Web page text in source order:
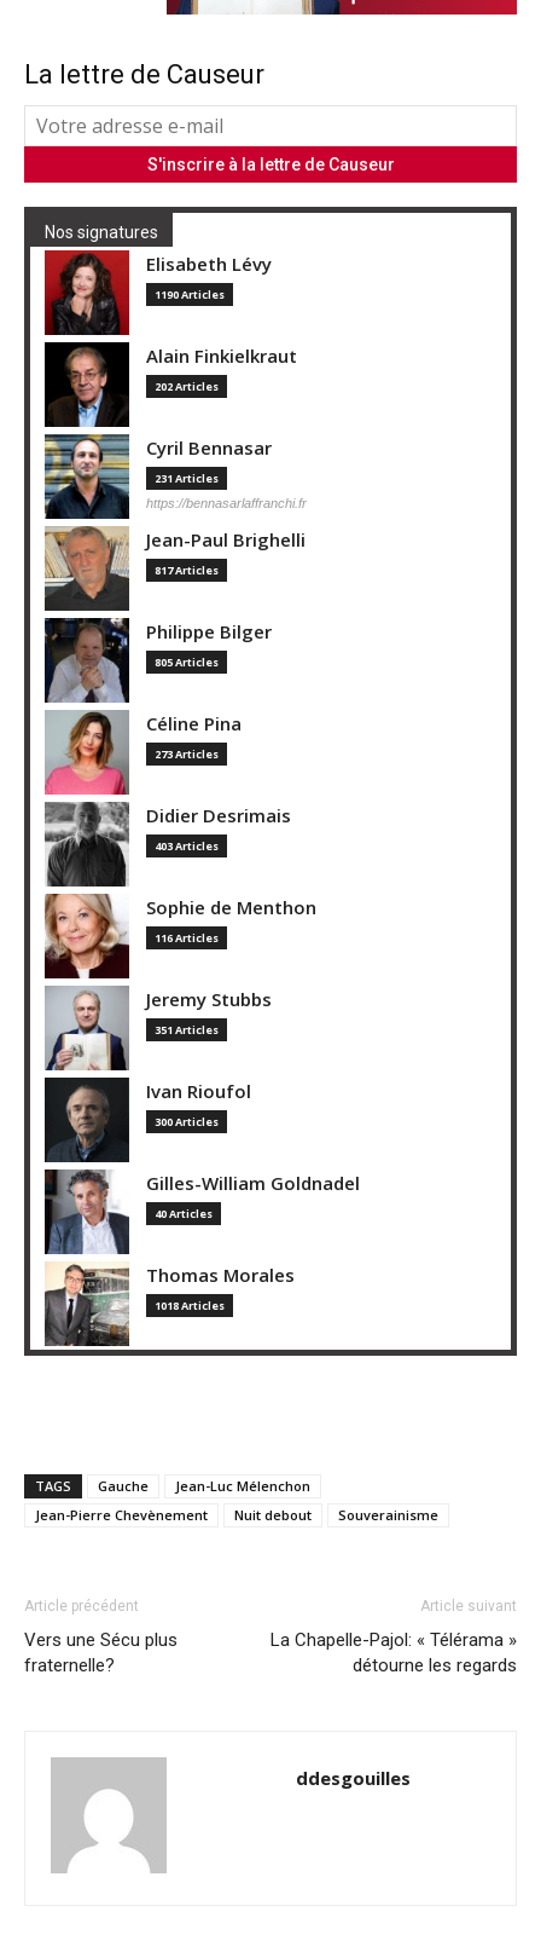
La lettre de Causeur
Nos signatures
Elisabeth Lévy
1190 Articles
Alain Finkielkraut
202 Articles
Cyril Bennasar
231 Articles
https://bennasarlaffranchi.fr
Jean-Paul Brighelli
817 Articles
Philippe Bilger
805 Articles
Céline Pina
273 Articles
Didier Desrimais
403 Articles
Sophie de Menthon
116 Articles
Jeremy Stubbs
351 Articles
Ivan Rioufol
300 Articles
Gilles-William Goldnadel
40 Articles
Thomas Morales
1018 Articles
TAGS Gauche
Jean-Luc Mélenchon
Jean-Pierre Chevènement
Nuit debout Souverainisme
Article précédent
Vers une Sécu plus
fraternelle?
Article suivant
La Chapelle-Pajol: « Télérama »
détourne les regards
ddesgouilles